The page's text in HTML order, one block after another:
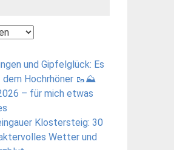
und Gipfelglück: Es
Hochrhöner 🥾⛰️
– für mich etwas
Klostersteig: 30
Wetter und